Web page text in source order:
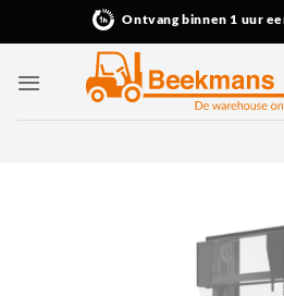
Ontvang binnen 1 uur